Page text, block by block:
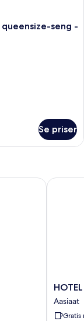
seng -
Se priser
HOTEL
SØMA
Aasiaat
Aasiaat
Aasiaat
Gratis
HOTEL